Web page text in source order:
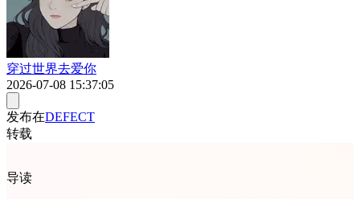
穿过世界去爱你
2026-07-08 15:37:05
发布在DEFECT
转载
导读